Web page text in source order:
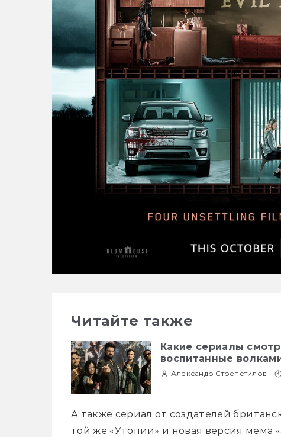
Читайте также
Какие сериалы
воспитанные
Александр Стрепетилов
А также сериал от создателей
той же «Утопии» и новая версия мема